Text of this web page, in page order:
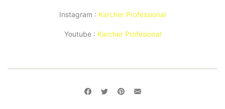
Instagram : Karcher Professional
Youtube : Karcher Profesional